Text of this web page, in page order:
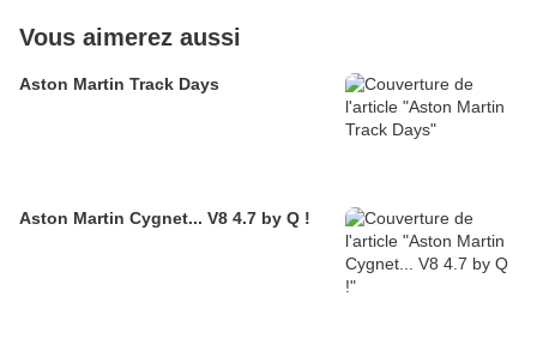
Vous aimerez aussi
Aston Martin Track Days
Aston Martin Cygnet... V8 4.7 by Q !